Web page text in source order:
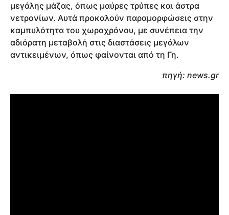
μεγάλης μάζας, όπως μαύρες τρύπες και άστρα
νετρονίων. Αυτά προκαλούν παραμορφώσεις στην
καμπυλότητα του χωροχρόνου, με συνέπεια την
αδιόρατη μεταβολή στις διαστάσεις μεγάλων
αντικειμένων, όπως φαίνονται από τη Γη.
πηγή: news.gr